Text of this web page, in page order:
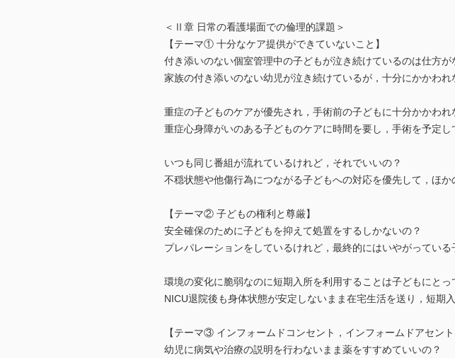
＜Ⅱ章 日常の看護場面での倫理的課題＞
【テーマ① 十分なケア提供ができていないこと】
付き添いのない個室管理中の子どもが泣き続けているのは仕方が
家族の付き添いのない幼児が泣き続けているが，十分にかかわれ
重症の子どものケアが優先され，手術前の子どもに十分かかわれ
重症心身障がいのある子どものケアに時間を要し，手術を予定
いつも同じ番組が流れているけれど，それでいいの？
不穏状態や他傷行為につながる子どもへの対応を優先して，ほ
【テーマ② 子どもの権利と尊厳】
安全確保のために子どもを抑えて処置をするしかないの？
プレパレーションをしているけれど，最終的にはいやがってい
環境の変化に脆弱なのに短期入所を利用することは子どもにとっ
NICU退院後も身体状態が安定しないまま在宅生活を送り，短期
【テーマ③ インフォームドコンセント，インフォームドアセント
幼児に病気や治療の説明を行わないまま薬をすすめていいの？